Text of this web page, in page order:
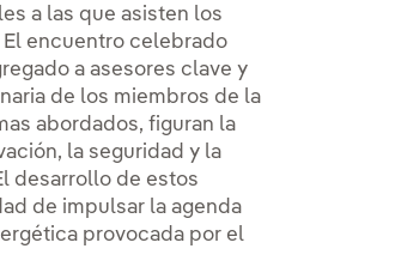
a las que asisten los
encuentro celebrado
a asesores clave y
de los miembros de la
abordados, figuran la
la seguridad y la
desarrollo de estos
de impulsar la agenda
provocada por el